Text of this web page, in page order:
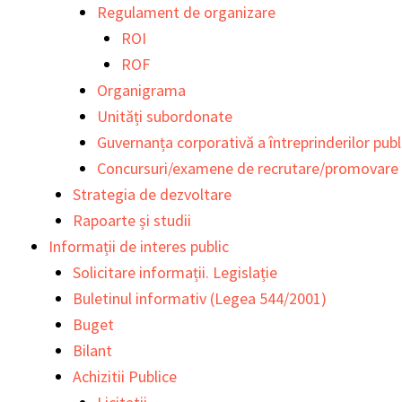
Regulament de organizare
ROI
ROF
Organigrama
Unități subordonate
Guvernanța corporativă a întreprinderilor
Concursuri/examene de recrutare/promovare
Strategia de dezvoltare
Rapoarte și studii
Informații de interes public
Solicitare informații. Legislație
Buletinul informativ (Legea 544/2001)
Buget
Bilant
Achizitii Publice